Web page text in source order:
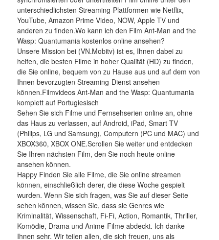
unterschiedlichsten Streaming-Plattformen wie Netflix,
YouTube, Amazon Prime Video, NOW, Apple TV und
anderen zu finden.Wo kann ich den Film Ant-Man and the
Wasp: Quantumania kostenlos online ansehen?
Unsere Mission bei (VN.Mobitv) ist es, Ihnen dabei zu
helfen, die besten Filme in hoher Qualität (HD) zu finden,
die Sie online, bequem von zu Hause aus und auf dem von
Ihnen bevorzugten Streaming-Dienst ansehen
können.Filmvideos Ant-Man and the Wasp: Quantumania
komplett auf Portugiesisch
Sehen Sie sich Filme und Fernsehserien online an, ohne
das Haus zu verlassen, auf Android, iPad, Smart TV
(Philips, LG und Samsung), Computern (PC und MAC) und
XBOX360, XBOX ONE.Scrollen Sie weiter und entdecken
Sie Ihren nächsten Film, den Sie noch heute online
ansehen können.
Happy Finden Sie alle Filme, die Sie online streamen
können, einschließlich derer, die diese Woche gespielt
wurden. Wenn Sie sich fragen, was Sie auf dieser Seite
sehen können, wissen Sie, dass sie Genres wie
Kriminalität, Wissenschaft, Fi-Fi, Action, Romantik, Thriller,
Komödie, Drama und Anime-Filme abdeckt. Ich danke
Ihnen sehr. Wir teilen allen, die sich freuen, uns als